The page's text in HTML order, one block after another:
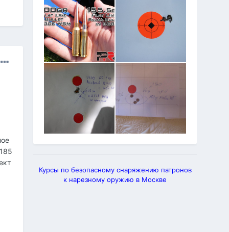
Курсы по безопасному снаряжению патронов
к нарезному оружию в Москве